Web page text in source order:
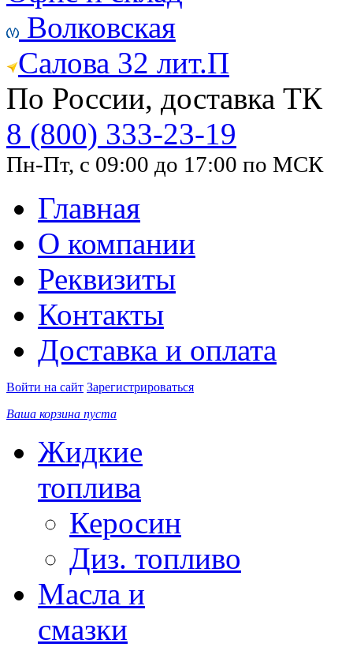
Волковская
Салова 32 лит.П
По России, доставка ТК
8 (800) 333-23-19
Пн-Пт, с 09:00 до 17:00 по МСК
Главная
О компании
Реквизиты
Контакты
Доставка и оплата
Войти на сайт Зарегистрироваться
Ваша корзина пуста
Жидкие
топлива
Керосин
Диз. топливо
Масла и
смазки